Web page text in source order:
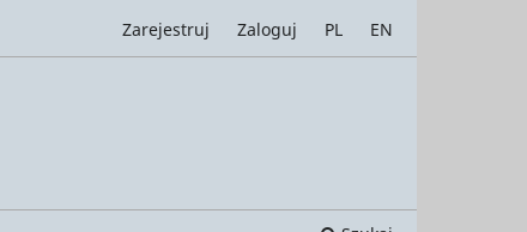
Zarejestruj Zaloguj PL EN